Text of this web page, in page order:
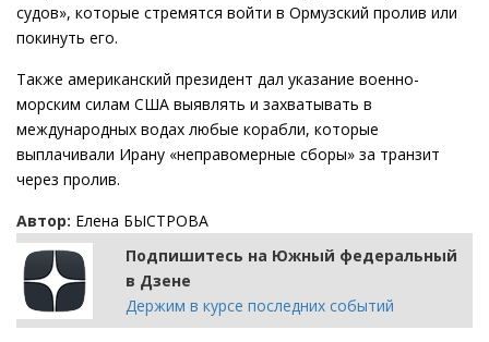
судов», которые стремятся войти в Ормузский пролив или
покинуть его.
Также американский президент дал указание военно-
морским силам США выявлять и захватывать в
международных водах любые корабли, которые
выплачивали Ирану «неправомерные сборы» за транзит
через пролив.
Автор: Елена БЫСТРОВА
Подпишитесь на Южный федеральный
в Дзене
Держим в курсе последних событий